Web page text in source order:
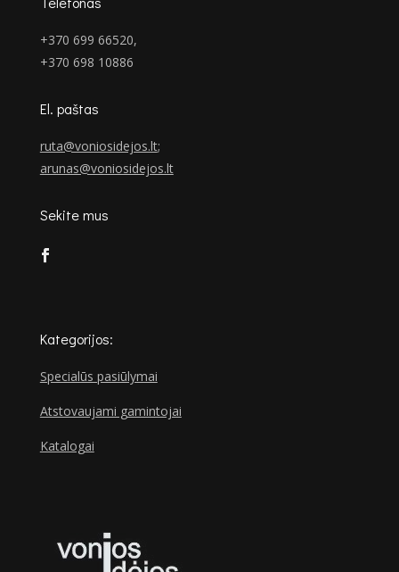
+370 699 66520,
+370 698 10886
El. paštas
ruta@voniosidejos.lt;
arunas@voniosidejos.lt
Sekite mus
Kategorijos:
Specialūs pasiūlymai
Atstovaujami gamintojai
Katalogai